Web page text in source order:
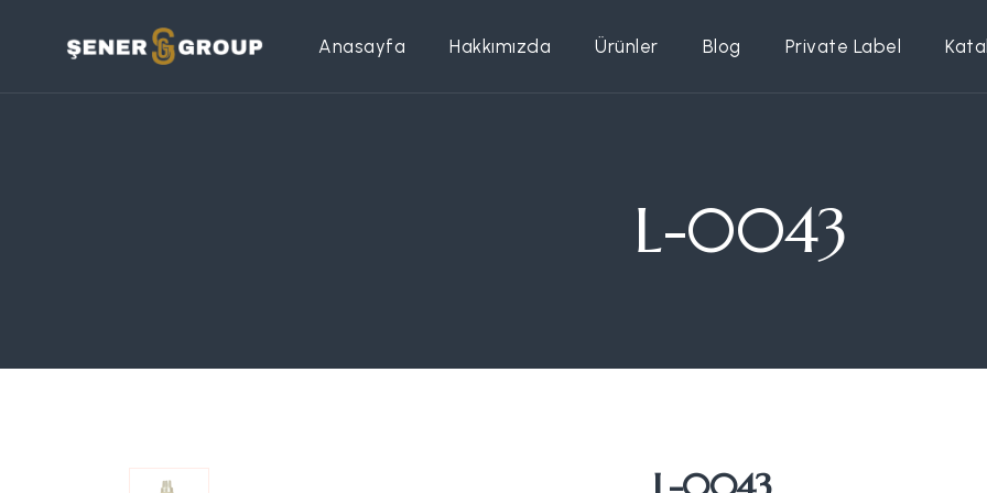
Anasayfa Hakkımızda Ürünler Blog Private Label
L-0043